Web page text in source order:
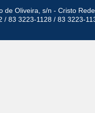
de Oliveira, s/n - Cristo
/ 83 3223-1128 / 83 3223-